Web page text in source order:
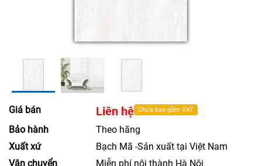
Giá bán Liên hệ Chưa bao gồm VAT
Bảo hành
Theo hãng
Xuất xứ
Bạch Mã -Sản xuất tại Việt Nam
Vận chuyển
Miễn phí nội thành Hà Nội